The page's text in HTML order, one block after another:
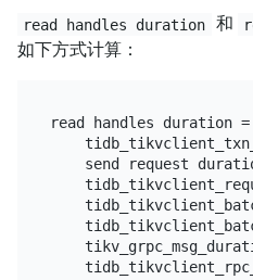
read handles duration 和
如下方式计算：
read handles duration
send request